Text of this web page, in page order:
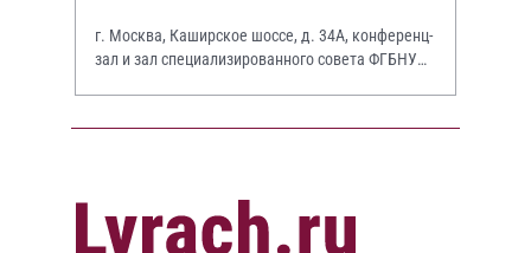
г. Москва, Каширское шоссе, д. 34А, конференц-
зал и зал специализированного совета ФГБНУ